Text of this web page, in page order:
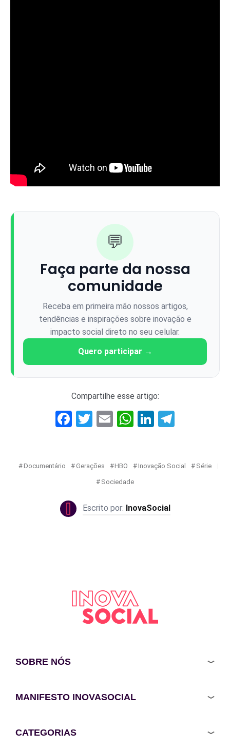
💬
Faça parte da nossa
comunidade
Receba em primeira mão nossos artigos,
tendências e inspirações sobre inovação e
impacto social direto no seu celular.
Quero participar →
Compartilhe esse artigo:
Facebook
Twitter
EmailWhatsApp
LinkedIn
Documentário Gerações HBO Inovação Social Série
Sociedade
InovaSocial
SOBRE NÓS
MANIFESTO INOVASOCIAL
CATEGORIAS